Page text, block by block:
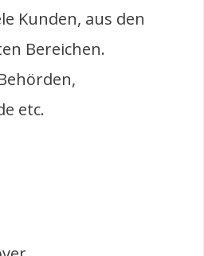
Kunden, aus den
Bereichen.
etc.